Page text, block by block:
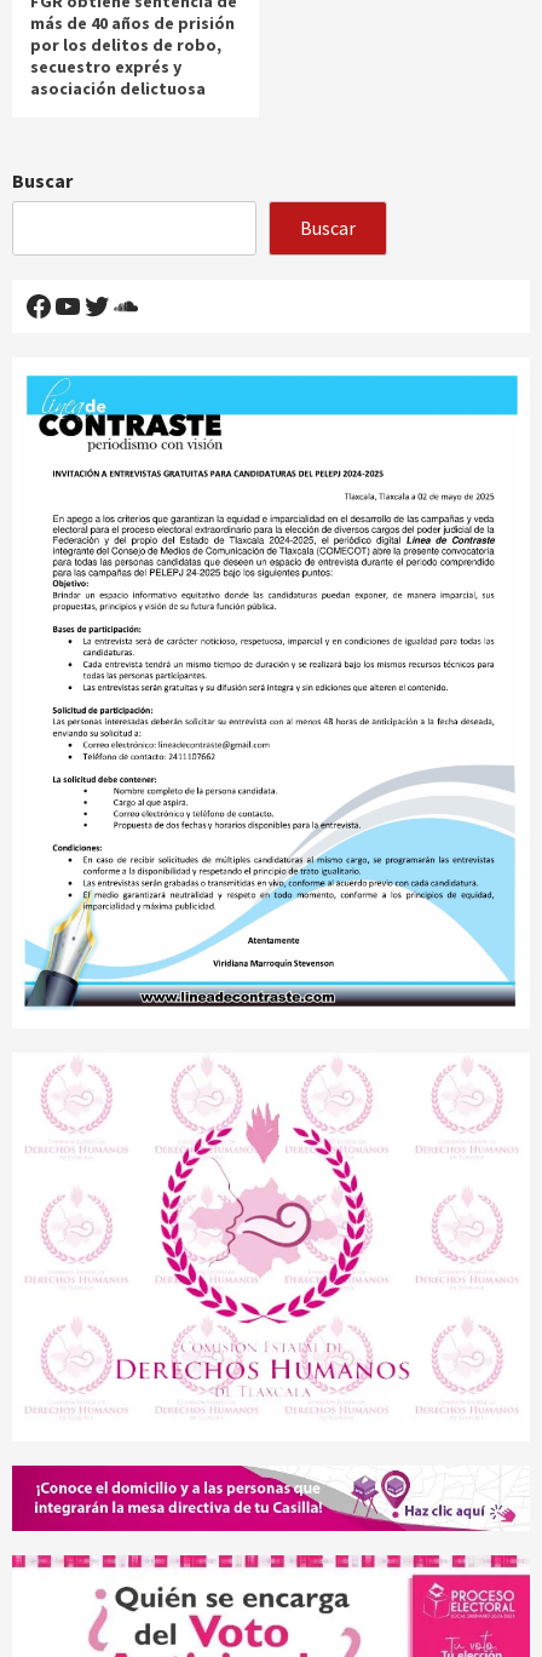
más de 40 años de prisión
por los delitos de robo,
secuestro exprés y
asociación delictuosa
Buscar
Buscar
Facebook
YouTube
Twitter
SoundCloud